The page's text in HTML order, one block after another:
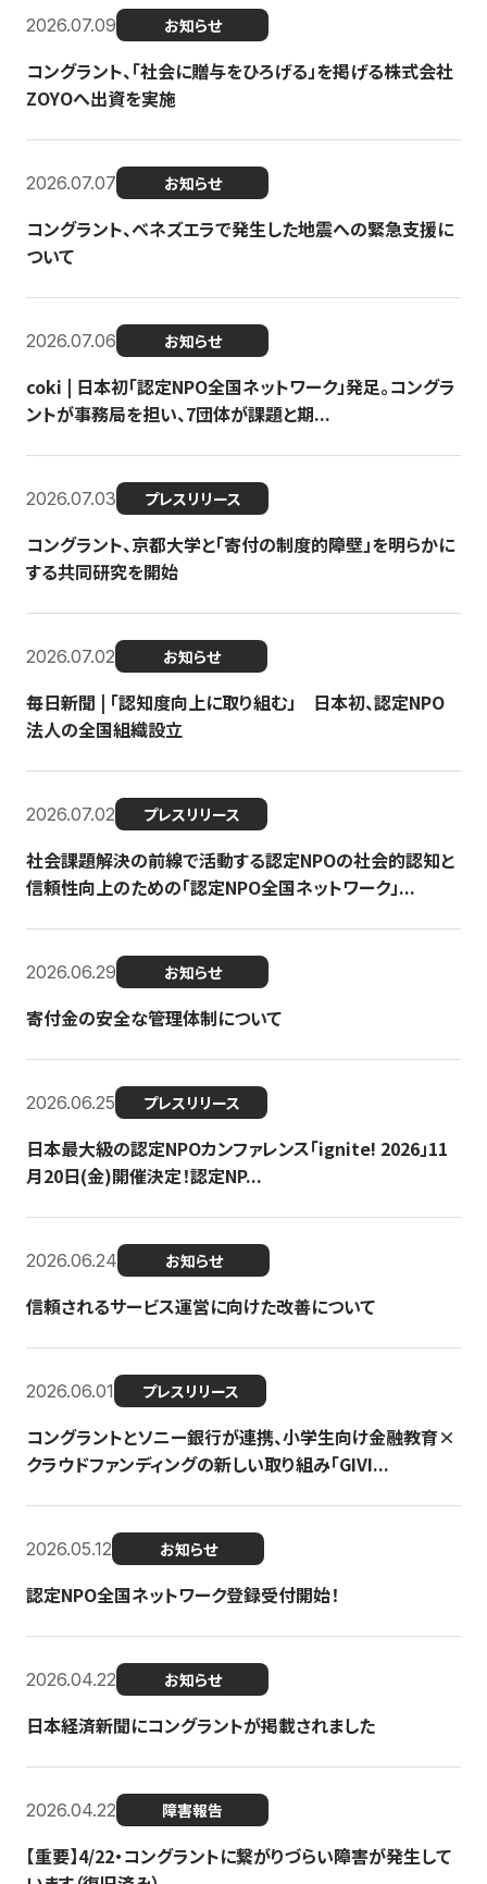
2026.07.09 お知らせ
コングラント、「社会に贈与をひろげる」を掲げる株式会社
ZOYOへ出資を実施
2026.07.07 お知らせ
コングラント、ベネズエラで発生した地震への緊急支援に
ついて
2026.07.06 お知らせ
coki | 日本初「認定NPO全国ネットワーク」発足。コングラ
ントが事務局を担い、7団体が課題と期...
2026.07.03 プレスリリース
コングラント、京都大学と「寄付の制度的障壁」を明らかに
する共同研究を開始
2026.07.02 お知らせ
毎日新聞 | 「認知度向上に取り組む」 日本初、認定NPO
法人の全国組織設立
2026.07.02 プレスリリース
社会課題解決の前線で活動する認定NPOの社会的認知と
信頼性向上のための「認定NPO全国ネットワーク」...
2026.06.29 お知らせ
寄付金の安全な管理体制について
2026.06.25 プレスリリース
日本最大級の認定NPOカンファレンス「ignite! 2026」11
月20日(金)開催決定！認定NP...
2026.06.24 お知らせ
信頼されるサービス運営に向けた改善について
2026.06.01 プレスリリース
コングラントとソニー銀行が連携、小学生向け金融教育×
クラウドファンディングの新しい取り組み「GIVI...
2026.05.12 お知らせ
認定NPO全国ネットワーク登録受付開始！
2026.04.22 お知らせ
日本経済新聞にコングラントが掲載されました
2026.04.22 障害報告
【重要】4/22・コングラントに繋がりづらい障害が発生して